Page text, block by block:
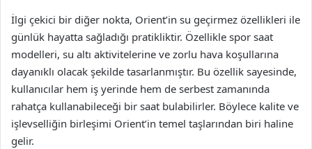
İlgi çekici bir diğer nokta, Orient’in su geçirmez özellikleri ile
günlük hayatta sağladığı pratikliktir. Özellikle spor saat
modelleri, su altı aktivitelerine ve zorlu hava koşullarına
dayanıklı olacak şekilde tasarlanmıştır. Bu özellik sayesinde,
kullanıcılar hem iş yerinde hem de serbest zamanında
rahatça kullanabileceği bir saat bulabilirler. Böylece kalite ve
işlevselliğin birleşimi Orient’in temel taşlarından biri haline
gelir.